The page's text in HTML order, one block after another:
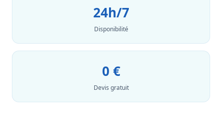
24h/7
Disponibilité
0 €
Devis gratuit